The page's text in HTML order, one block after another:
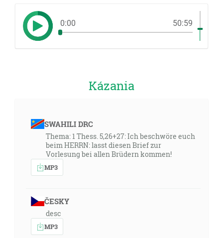
0:00 50:59
Kázania
SWAHILI DRC
Thema: 1 Thess. 5,26+27: Ich beschwöre euch
beim HERRN: lasst diesen Brief zur
Vorlesung bei allen Brüdern kommen!
MP3
ČESKY
desc
MP3